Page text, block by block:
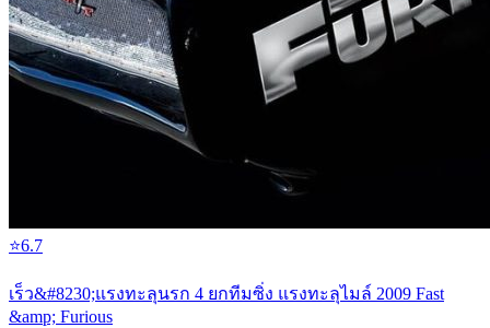
⭐6.7
เร็ว&#8230;แรงทะลุนรก 4 ยกทีมซิ่ง แรงทะลุไมล์ 2009 Fast
&amp; Furious